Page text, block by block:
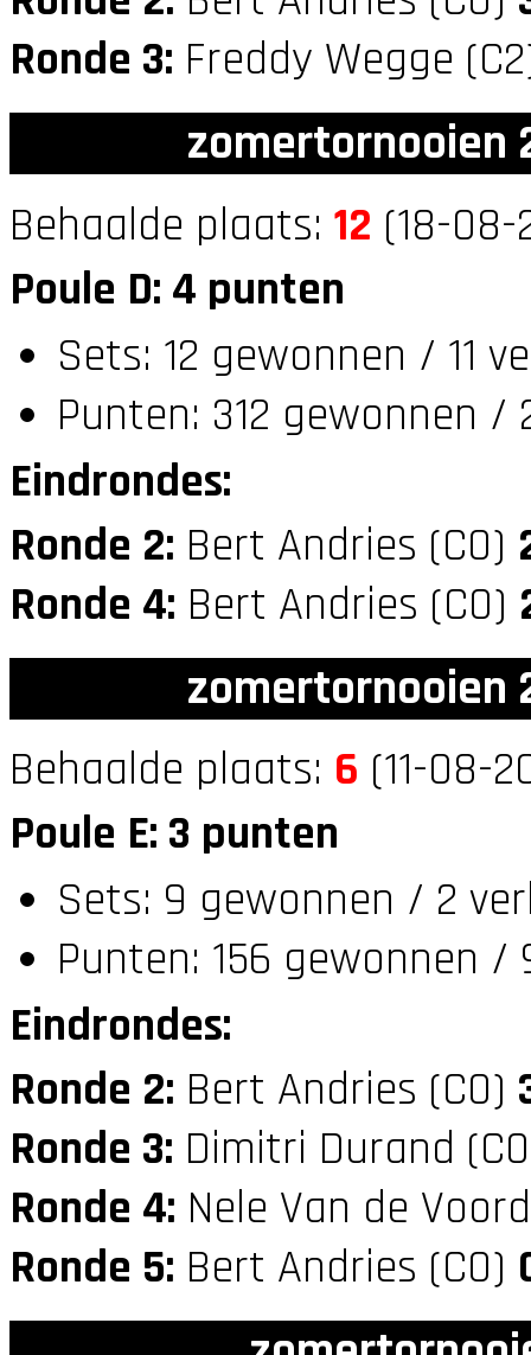
Ronde 3: Freddy Wegge
zomertornooien
Behaalde plaats: 12 (18-08-
Poule D: 4 punten
Sets: 12 gewonnen / 11
Punten: 312 gewonnen /
Eindrondes:
Ronde 2: Bert Andries (C0)
Ronde 4: Bert Andries (C0)
zomertornooien
Behaalde plaats: 6 (11-08-
Poule E: 3 punten
Sets: 9 gewonnen / 2
Punten: 156 gewonnen /
Eindrondes:
Ronde 2: Bert Andries (C0)
Ronde 3: Dimitri Durand
Ronde 4: Nele Van de
Ronde 5: Bert Andries (C0)